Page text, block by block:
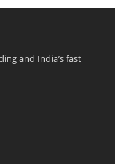
and India’s fast